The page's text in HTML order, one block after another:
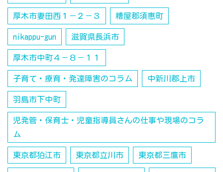
厚木市妻田西１－２－３ 糟屋郡須惠町
nikappu-gun 滋賀県長浜市
厚木市中町４－８－１１
子育て・療育・発達障害のコラム 中新川郡上市
羽島市下中町
児発管・保育士・児童指導員さんの仕事や現場のコラ
ム
東京都狛江市 東京都立川市 東京都三鷹市